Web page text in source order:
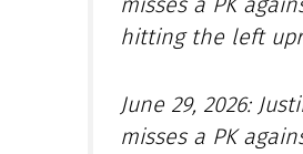
hitting the left
June 29, 2026:
misses a PK